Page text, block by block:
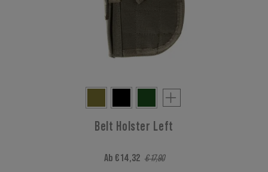
Belt Holster Left
Ab € 14,32 € 17,90